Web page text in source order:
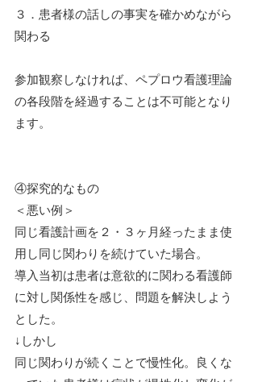
３．患者様の話しの事実を確かめながら
関わる
参加観察しなければ、ペプロウ看護理論
の各段階を経過することは不可能となり
ます。
④探究的なもの
＜悪い例＞
同じ看護計画を２・３ヶ月経ったまま使
用し同じ関わりを続けていた場合。
導入当初は患者は意欲的に関わる看護師
に対し関係性を感じ、問題を解決しよう
とした。
↓しかし
同じ関わりが続くことで慢性化。良くな